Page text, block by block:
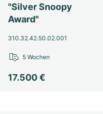
"Silver Snoopy
Award"
310.32.42.50.02.001
17.500 €
5 Wochen